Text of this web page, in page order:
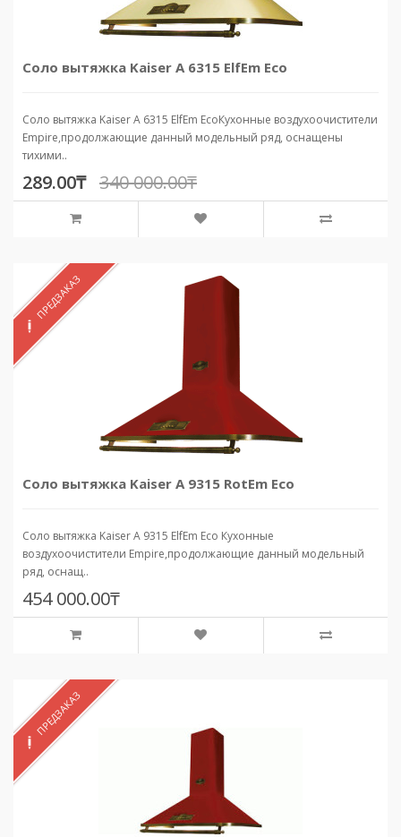
Соло вытяжка Kaiser A 6315 ElfEm Eco
Соло вытяжка Kaiser A 6315 ElfEm EcoКухонные воздухоочистители
Empire,продолжающие данный модельный ряд, оснащены
тихими..
289.00₸ 340 000.00₸
ПРЕДЗАКАЗ
Соло вытяжка Kaiser A 9315 RotEm Eco
Соло вытяжка Kaiser A 9315 ElfEm Eco Кухонные
воздухоочистители Empire,продолжающие данный модельный
ряд, оснащ..
454 000.00₸
ПРЕДЗАКАЗ